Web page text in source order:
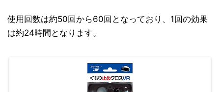
使用回数は約50回から60回となっており、1回の効果
は約24時間となります。